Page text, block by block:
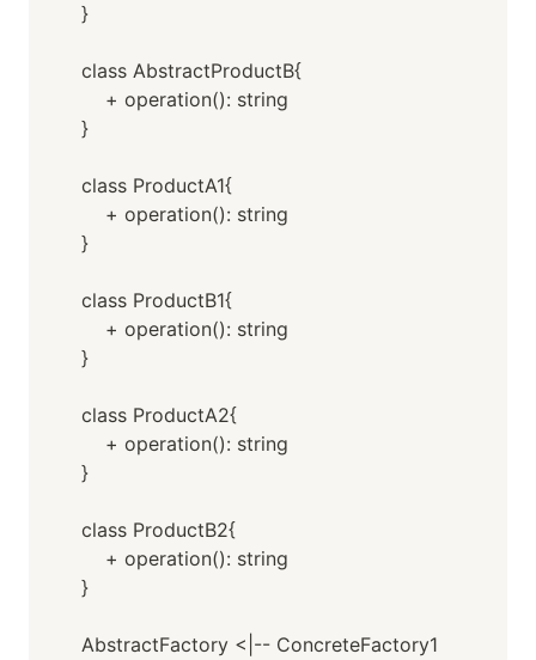
}
class AbstractProductB{
    + operation(): string
}
class ProductA1{
    + operation(): string
}
class ProductB1{
    + operation(): string
}
class ProductA2{
    + operation(): string
}
class ProductB2{
    + operation(): string
}
AbstractFactory <|-- ConcreteFactory1